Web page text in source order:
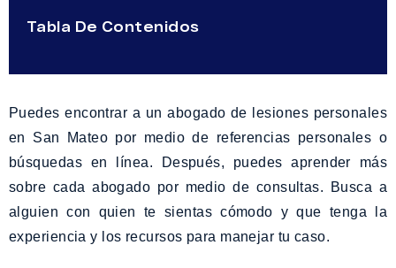
Tabla De Contenidos
Puedes encontrar a un abogado de lesiones personales
en San Mateo por medio de referencias personales o
búsquedas en línea. Después, puedes aprender más
sobre cada abogado por medio de consultas. Busca a
alguien con quien te sientas cómodo y que tenga la
experiencia y los recursos para manejar tu caso.